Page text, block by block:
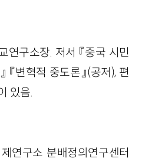
연구소장. 저서 『중국 시민
『변혁적 중도론』(공저), 편
있음.
연구소 분배정의연구센터